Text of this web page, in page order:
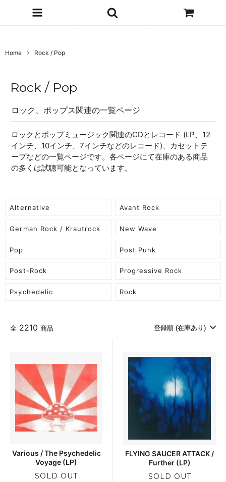
Home Rock / Pop
Rock / Pop
ロック、ポップス関連の一覧ページ
ロックとポップミュージック関連のCDとレコード (LP、12
インチ、10インチ、7インチなどのレコード)、カセットテ
ープなどの一覧ページです。各ページにて在庫のある商品
の多くは試聴可能となっています。
Alternative Avant Rock
German Rock / Krautrock New Wave
Pop Post Punk
Post-Rock Progressive Rock
Psychedelic Rock
全 2210 商品
Various / The Psychedelic
Voyage (LP)
SOLD OUT
FLYING SAUCER ATTACK /
Further (LP)
SOLD OUT